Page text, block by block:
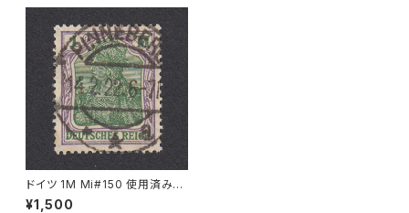
ドイツ 1M Mi#150 使用済み切
手｜PINNEBERG 14.2.1922
¥1,500